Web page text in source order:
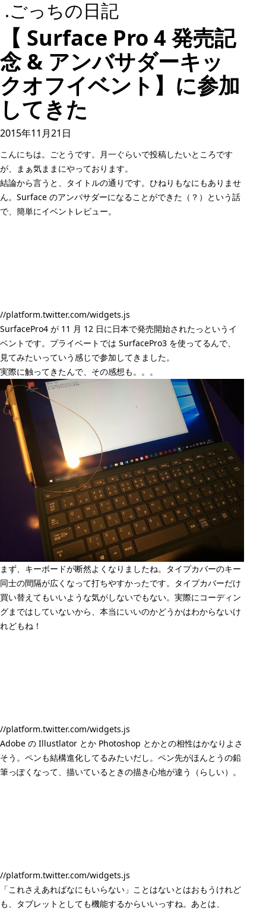
.ごっちの日記
【 Surface Pro 4 発売記
念 & アンバサダーキッ
クオフイベント】に参加
してきた
2015年11月21日
こんにちは。ごとうです。月一ぐらいで投稿したいところです
が、まぁ気ままにやっております。
結論から言うと、タイトルの通りです。ひねりもなにもありませ
ん。Surface のアンバサダーになることができた（？）という話
で、簡単にイベントレビュー。
//platform.twitter.com/widgets.js
SurfacePro4 が 11 月 12 日に日本で発売開始されたっというイ
ベントです。プライベートでは SurfacePro3 を使ってるんで、
見てみたいっていう感じで参加してきました。
実際に触ってきたんで、その感想も。。。
まず、キーボードが断然よくなりましたね。タイプカバーのキー
同士の間隔が広くなって打ちやすかったです。タイプカバーだけ
買い替えてもいいような気がしないでもない。実際にコーディン
グまではしていないから、本当にいいのかどうかはわからないけ
れどもね！
//platform.twitter.com/widgets.js
Adobe の Illustlator とか Photoshop とかとの相性はかなりよさ
そう。ペンも結構進化してるみたいだし。ペン先がほんとうの鉛
筆っぽくなって、描いているときの描き心地が違う（らしい）。
//platform.twitter.com/widgets.js
「これさえあればなにもいらない」ことはないとはおもうけれど
も、タブレットとしても機能するからいいっすね。あとは、